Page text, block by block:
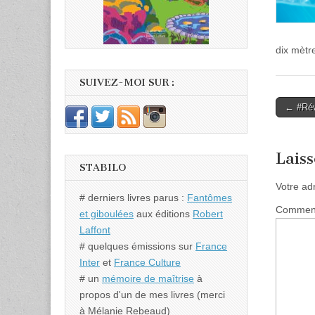
dix
Post
←
Votre
SUIVEZ-MOI SUR :
STABILO
# derniers livres parus : Fantômes
et giboulées aux éditions Robert
Laffont
# quelques émissions sur France
Inter et France Culture
# un mémoire de maîtrise à
propos d'un de mes livres (merci
à Mélanie Rebeaud)